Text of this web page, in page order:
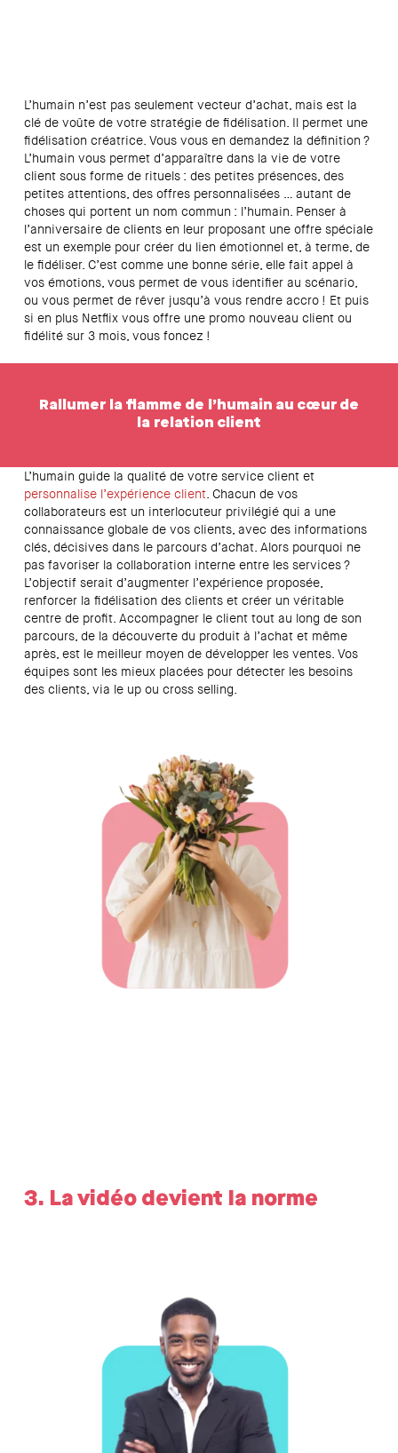
L’humain n’est pas seulement vecteur d’achat, mais est la
clé de voûte de votre stratégie de fidélisation. Il permet une
fidélisation créatrice. Vous vous en demandez la définition ?
L’humain vous permet d’apparaître dans la vie de votre
client sous forme de rituels : des petites présences, des
petites attentions, des offres personnalisées … autant de
choses qui portent un nom commun : l’humain. Penser à
l’anniversaire de clients en leur proposant une offre spéciale
est un exemple pour créer du lien émotionnel et, à terme, de
le fidéliser. C’est comme une bonne série, elle fait appel à
vos émotions, vous permet de vous identifier au scénario,
ou vous permet de rêver jusqu’à vous rendre accro ! Et puis
si en plus Netflix vous offre une promo nouveau client ou
fidélité sur 3 mois, vous foncez !
Rallumer la flamme de l’humain au cœur de
la relation client
L’humain guide la qualité de votre service client et
personnalise l’expérience client. Chacun de vos
collaborateurs est un interlocuteur privilégié qui a une
connaissance globale de vos clients, avec des informations
clés, décisives dans le parcours d’achat. Alors pourquoi ne
pas favoriser la collaboration interne entre les services ?
L’objectif serait d’augmenter l’expérience proposée,
renforcer la fidélisation des clients et créer un véritable
centre de profit. Accompagner le client tout au long de son
parcours, de la découverte du produit à l’achat et même
après, est le meilleur moyen de développer les ventes. Vos
équipes sont les mieux placées pour détecter les besoins
des clients, via le up ou cross selling.
3. La vidéo devient la norme